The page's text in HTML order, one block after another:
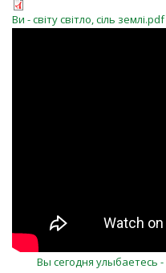
Ви - світу світло, сіль землі.pdf
Вы сегодня улыбаетесь